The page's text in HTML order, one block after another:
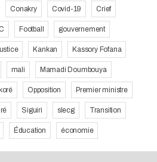
Conakry Covid-19 Crief
Football gouvernement
Kankan Kassory Fofana
mali Mamadi Doumbouya
Opposition Premier ministre
Siguiri slecg Transition
Éducation économie